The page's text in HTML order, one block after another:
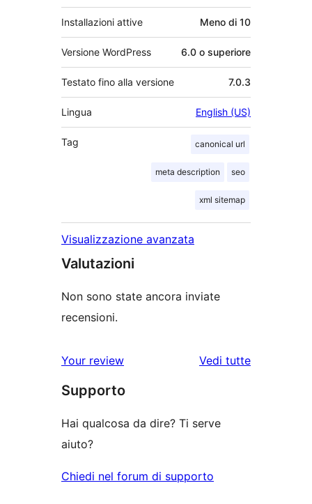
Installazioni attive Meno di 10
Versione WordPress 6.0 o superiore
Testato fino alla versione 7.0.3
Lingua English (US)
Tag canonical url
meta description seo
xml sitemap
Visualizzazione avanzata
Valutazioni
Non sono state ancora inviate
recensioni.
Your review
Vedi tutte
Supporto
Hai qualcosa da dire? Ti serve
aiuto?
Chiedi nel forum di supporto